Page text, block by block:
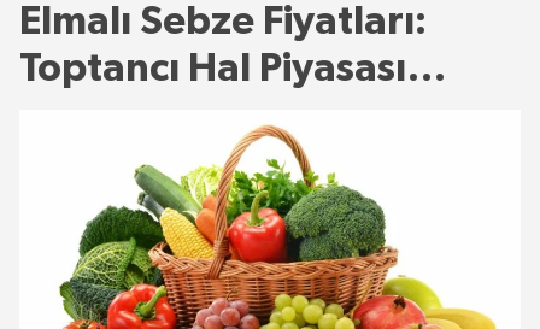
Elmalı Sebze Fiyatları:
Toptancı Hal Piyasası…